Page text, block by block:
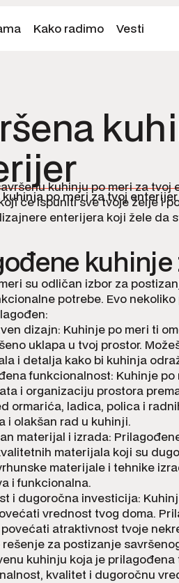
Kako radimo Vesti
kuhinju po meri za
će ispuniti sve tvoje želje i
enterijera koji žele da
su odličan izbor za
potrebe. Evo
dizajn: Kuhinje po meri ti
uklapa u tvoj prostor.
i detalja kako bi kuhinja
funkcionalnost: Kuhinje
i organizaciju prostora
ormarića, ladica, polica i
i olakšan rad u kuhinji.
materijal i izrada:
materijala koji su
materijale i tehnike
i funkcionalna.
i dugoročna investicija:
vrednost tvog doma.
atraktivnost tvoje
za postizanje
kuhinju koja je
kvalitet i dugoročnu